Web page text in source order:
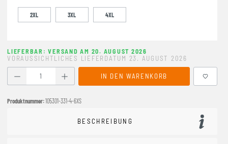
2XL 3XL 4XL
LIEFERBAR: VERSAND AM 20. AUGUST 2026
VORAUSSICHTLICHES LIEFERDATUM 23. AUGUST 2026
Produkt Anzahl: Gib den gewünschten Wert ein oder
IN DEN WARENKORB
Produktnummer:105301-331-4-6XS
BESCHREIBUNG